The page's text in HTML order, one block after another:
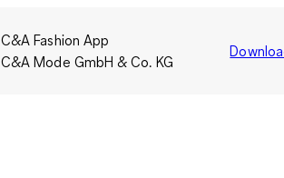
C&A Fashion App
C&A Mode GmbH & Co. KG